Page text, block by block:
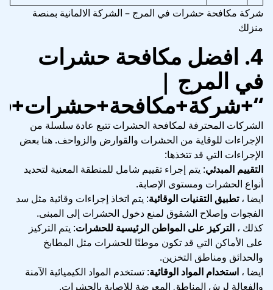
شركة مكافحة حشرات في المرج – الشركة الالمانية بمنصة
منزلك
4. افضل مكافحة حشرات
في المرج |
الشركات المحترفة لمكافحة الحشرات تتبع عادة سلسلة من
الإجراءات للوقاية من الحشرات والقوارض والزواحف. هنا بعض
الإجراءات التي قد تتخذها:
التقييم المبدئي: يتم إجراء تقييم شامل للمنطقة المعنية لتحديد
أنواع الحشرات ومستوى الإصابة.
ايضا ،تطبيق التقنيات الوقائية: يتم اتخاذ إجراءات وقائية مثل سد
الفجوات وإصلاح الشقوق لمنع دخول الحشرات إلى المبنى.
كذلك ، التركيز على المواطن الرئيسية للحشرات: يتم التركيز
على الأماكن التي قد تكون موطنًا للحشرات مثل المطابخ
والحدائق ومناطق التخزين.
ايضا ، استخدام المواد الوقائية: تستخدم المواد الكيميائية الآمنة
والفعالة لرش المناطق المعرضة للاصابة بالحشرات.